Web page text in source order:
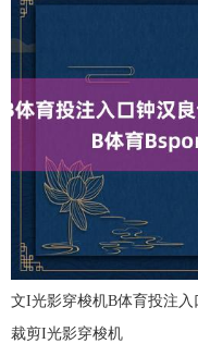
文I光影穿梭机B体育投注入
裁剪I光影穿梭机